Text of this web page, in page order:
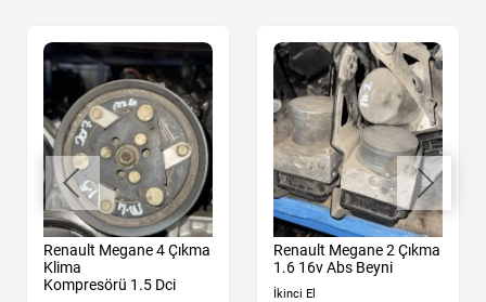
Renault Megane 4 Çıkma
Klima
Kompresörü 1.5 Dci
Renault Megane 2 Çıkma
1.6 16v Abs Beyni
İkinci El